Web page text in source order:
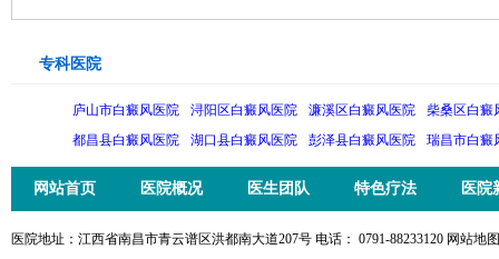
专科医院
庐山市白癜风医院 浔阳区白癜风医院 濂溪区白癜风医院
柴桑区白癜
都昌县白癜风医院
湖口县白癜风医院 彭泽县白癜风医院 瑞昌市白癜
网站首页 医院概况 医生团队 特色疗法 医院
医院地址：江西省南昌市青云谱区洪都南大道207号 电话： 0791-88233120 网站地